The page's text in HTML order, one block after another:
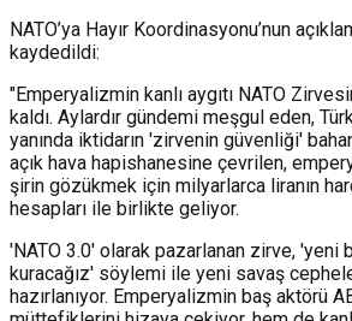
NATO’ya Hayır Koordinasyonu’nun
kaydedildi:
"Emperyalizmin kanlı aygıtı NATO
kaldı. Aylardır gündemi meşgul eden,
yanında iktidarın 'zirvenin güvenliği'
açık hava hapishanesine çevrilen,
şirin gözükmek için milyarlarca liranın
hesapları ile birlikte geliyor.
'NATO 3.0' olarak pazarlanan zirve, 'yeni
kuracağız' söylemi ile yeni savaş
hazırlanıyor. Emperyalizmin baş aktörü